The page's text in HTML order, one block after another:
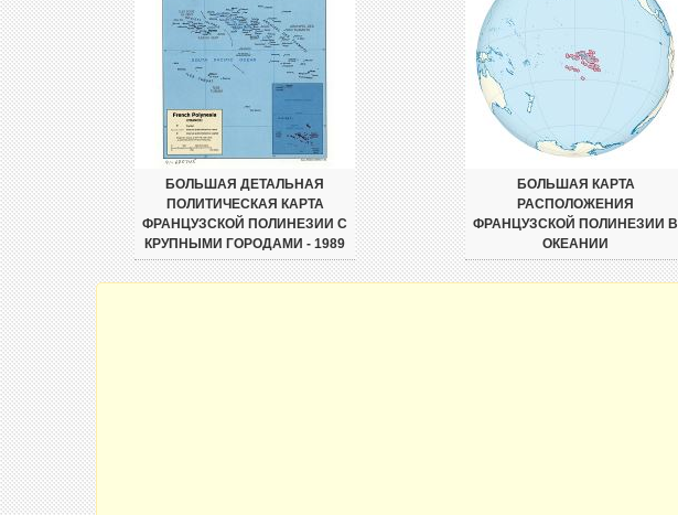
БОЛЬШАЯ ДЕТАЛЬНАЯ
ПОЛИТИЧЕСКАЯ КАРТА
ФРАНЦУЗСКОЙ ПОЛИНЕЗИИ С
КРУПНЫМИ ГОРОДАМИ - 1989
БОЛЬШАЯ КАРТА
РАСПОЛОЖЕНИЯ
ФРАНЦУЗСКОЙ ПОЛИНЕЗИИ В
ОКЕАНИИ